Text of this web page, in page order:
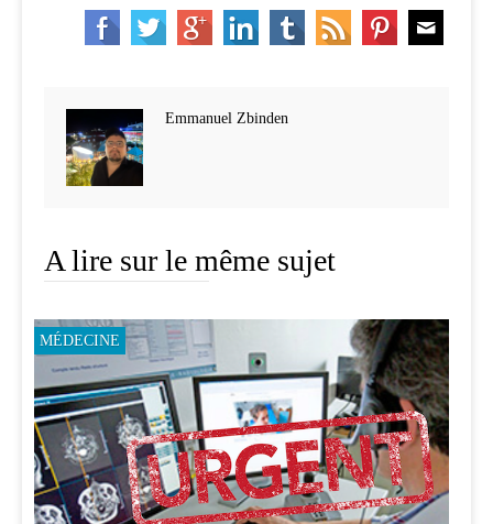
Emmanuel Zbinden
A lire sur le même sujet
MÉDECINE